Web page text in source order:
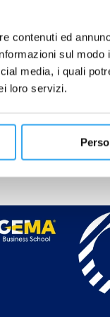
contenuti ed
sul
media, i quali
loro servizi.